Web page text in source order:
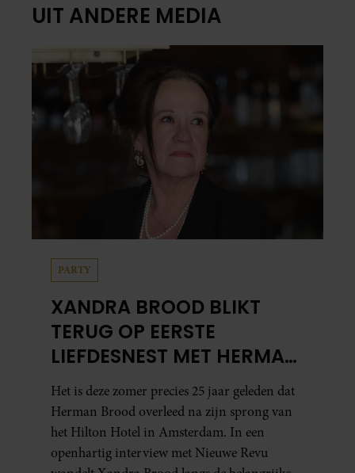
UIT ANDERE MEDIA
PARTY
XANDRA BROOD BLIKT
TERUG OP EERSTE
LIEFDESNEST MET HERMAN
BROOD: “HIER IS LOLA
GEBOREN”
Het is deze zomer precies 25 jaar geleden dat
Herman Brood overleed na zijn sprong van
het Hilton Hotel in Amsterdam. In een
openhartig interview met Nieuwe Revu